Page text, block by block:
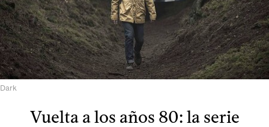
Dark
Vuelta a los años 80: la serie